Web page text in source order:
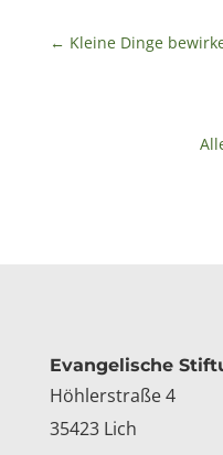
← Kleine Dinge
Kontakt
Evangelische
Höhlerstraße 4
35423 Lich